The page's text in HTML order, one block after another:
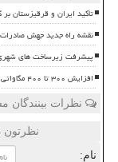
تأکید ایران و قرقیزستان
نقشه راه جدید جهش
پیشرفت زیرساخت های
افزایش ۳۰۰ تا ۴۰۰ مگاواتی سهمیه برق صنایع کوچک
نظرات بینندگان
نظرتون
نام: